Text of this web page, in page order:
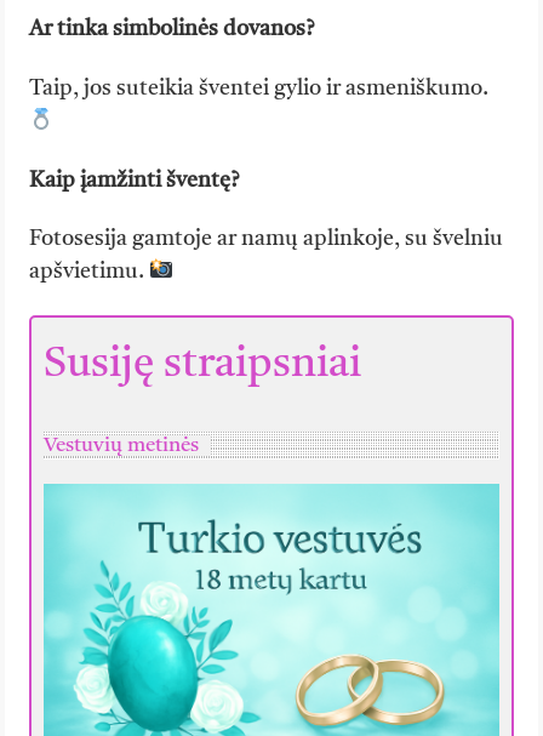
Ar tinka simbolinės dovanos?
Taip, jos suteikia šventei gylio ir asmeniškumo.
Kaip įamžinti šventę?
Fotosesija gamtoje ar namų aplinkoje, su švelniu
apšvietimu.
Susiję straipsniai
Vestuvių metinės